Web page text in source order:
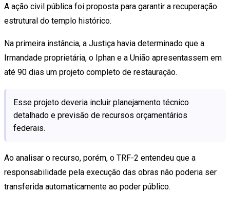
A ação civil pública foi proposta para garantir a recuperação
estrutural do templo histórico.
Na primeira instância, a Justiça havia determinado que a
Irmandade proprietária, o Iphan e a União apresentassem em
até 90 dias um projeto completo de restauração.
Esse projeto deveria incluir planejamento técnico
detalhado e previsão de recursos orçamentários
federais.
Ao analisar o recurso, porém, o TRF-2 entendeu que a
responsabilidade pela execução das obras não poderia ser
transferida automaticamente ao poder público.